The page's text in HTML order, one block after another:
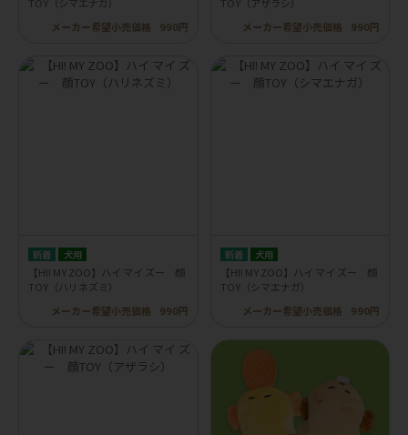
TOY（シマエナガ）
メーカー希望小売価格
990円
TOY（アザラシ）
メーカー希望小売価格
990円
犬用
【HI! MY ZOO】ハイ マイ ズー 顔
TOY（ハリネズミ）
メーカー希望小売価格
990円
犬用
【HI! MY ZOO】ハイ マイ ズー 顔
TOY（シマエナガ）
メーカー希望小売価格
990円